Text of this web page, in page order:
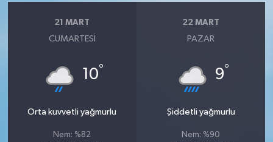
21 MART
CUMARTESI
10°
Orta kuvvetli yağmurlu
Nem: %82
22 MART
PAZAR
9°
Şiddetli yağmurlu
Nem: %90